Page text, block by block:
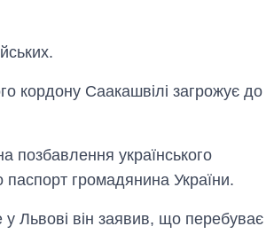
кордону Саакашвілі загрожує до
позбавлення українського
паспорт громадянина України.
у Львові він заявив, що перебуває